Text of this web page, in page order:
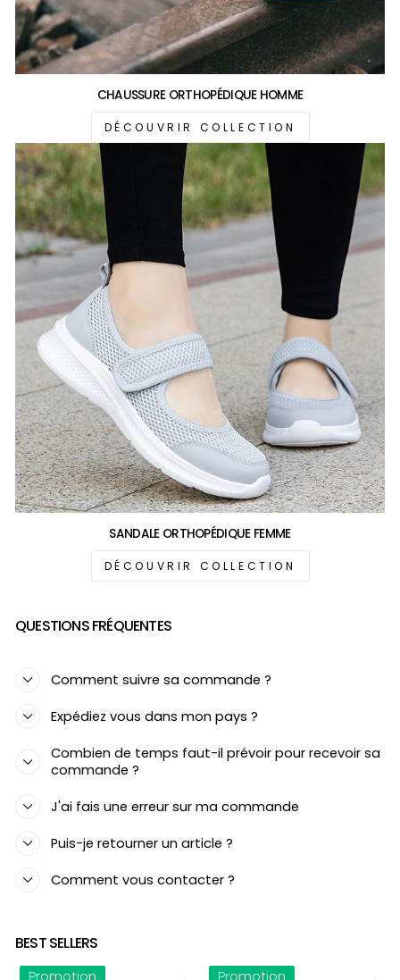
CHAUSSURE ORTHOPÉDIQUE HOMME
DÉCOUVRIR COLLECTION
SANDALE ORTHOPÉDIQUE FEMME
DÉCOUVRIR COLLECTION
QUESTIONS FRÉQUENTES
Comment suivre sa commande ?
Expédiez vous dans mon pays ?
Combien de temps faut-il prévoir pour recevoir sa
commande ?
J'ai fais une erreur sur ma commande
Puis-je retourner un article ?
Comment vous contacter ?
BEST SELLERS
Promotion Promotion